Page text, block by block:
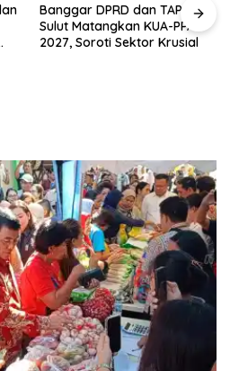
Banggar DPRD dan TAPD
Sulut Matangkan KUA-PPAS
2027, Soroti Sektor Krusial